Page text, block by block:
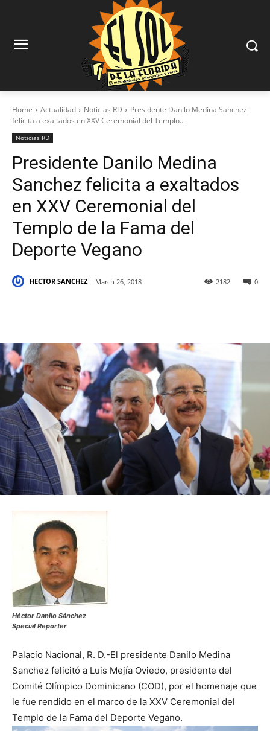
Home Actualidad Noticias RD
Presidente Danilo Medina Sanchez
felicita a exaltados en XXV Ceremonial del Templo...
Noticias RD
Presidente Danilo Medina
Sanchez felicita a exaltados
en XXV Ceremonial del
Templo de la Fama del
Deporte Vegano
HECTOR SANCHEZ March 26, 2018 0
2182
Héctor Danilo Sánchez
Special Reporter
Palacio Nacional, R. D.-El presidente Danilo Medina
Sanchez felicitó a Luis Mejía Oviedo, presidente del
Comité Olímpico Dominicano (COD), por el homenaje que
le fue rendido en el marco de la XXV Ceremonial del
Templo de la Fama del Deporte Vegano.